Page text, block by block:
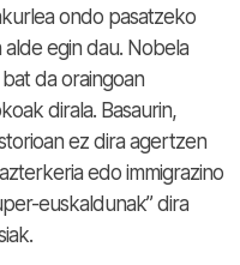
ondo pasatzeko
egin dau. Nobela
da oraingoan
dirala. Basaurin,
ez dira agertzen
edo immigrazino
euskaldunak” dira